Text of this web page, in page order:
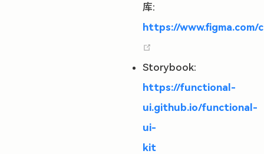
库:
https://www.figma.com/
(opens new window)
Storybook:
https://functional-
ui.github.io/functional-
ui-
kit